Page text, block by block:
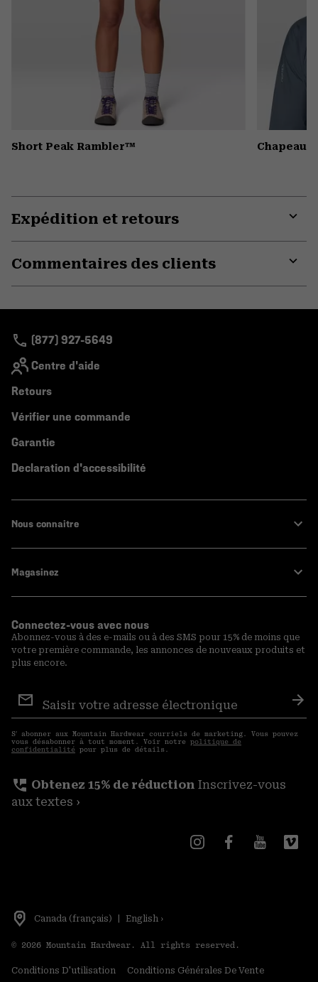
Short Peak Rambler™ Chapeau
Expédition et retours
or
Commentaires des clients
or
(877) 927-5649
Centre d'aide
Retours
Vérifier une commande
Garantie
Declaration d'accessibilité
Nous connaitre
Magasinez
Connectez-vous avec nous
Abonnez-vous à des e-mails ou à des SMS pour 15% de moins que
votre première commande, les annonces de nouveaux produits et
plus encore.
aux
courriels
S′ abonner aux Mountain Hardwear courriels de marketing. Vous pouvez
vous désabonner à tout moment. Voir notre politique de
confidentialité pour plus de détails.
perm_phone_msg Obtenez 15% de réduction Inscrivez-vous
aux textes ›
Canada (français) English ›
© 2026 Mountain Hardwear. All rights reserved.
Conditions D'utilisation Conditions Générales De Vente